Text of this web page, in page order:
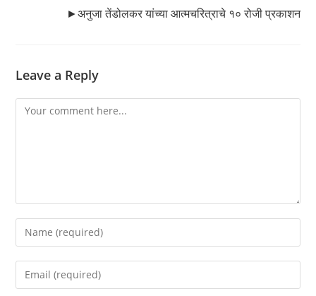
►अनुजा तेंडोलकर यांच्या आत्मचरित्राचे १० रोजी प्रकाशन
Leave a Reply
Comment
Enter
your
name
Enter
your